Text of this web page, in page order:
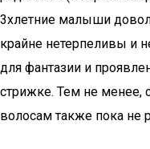
3хлетние малыши
крайне нетерпеливы и
для фантазии и
стрижке. Тем не менее,
волосам также пока не